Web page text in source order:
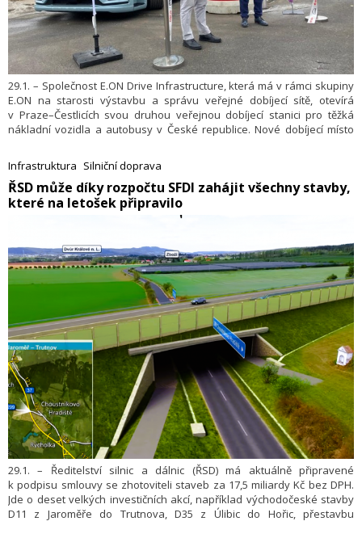
29.1. – Společnost E.ON Drive Infrastructure, která má v rámci skupiny
E.ON na starosti výstavbu a správu veřejné dobíjecí sítě, otevírá
v Praze–Čestlicích svou druhou veřejnou dobíjecí stanici pro těžká
nákladní vozidla a autobusy v České republice. Nové dobíjecí místo
elektrickou těžkou nákladní dopravu v Mořicích u Prostějova, který
E.ON zprovoznil v létě 2025.
Infrastruktura Silniční doprava
​ŘSD může díky rozpočtu SFDI zahájit všechny stavby,
které na letošek připravilo
29.1. – Ředitelství silnic a dálnic (ŘSD) má aktuálně připravené
k podpisu smlouvy se zhotoviteli staveb za 17,5 miliardy Kč bez DPH.
Jde o deset velkých investičních akcí, například východočeské stavby
D11 z Jaroměře do Trutnova, D35 z Úlibic do Hořic, přestavbu